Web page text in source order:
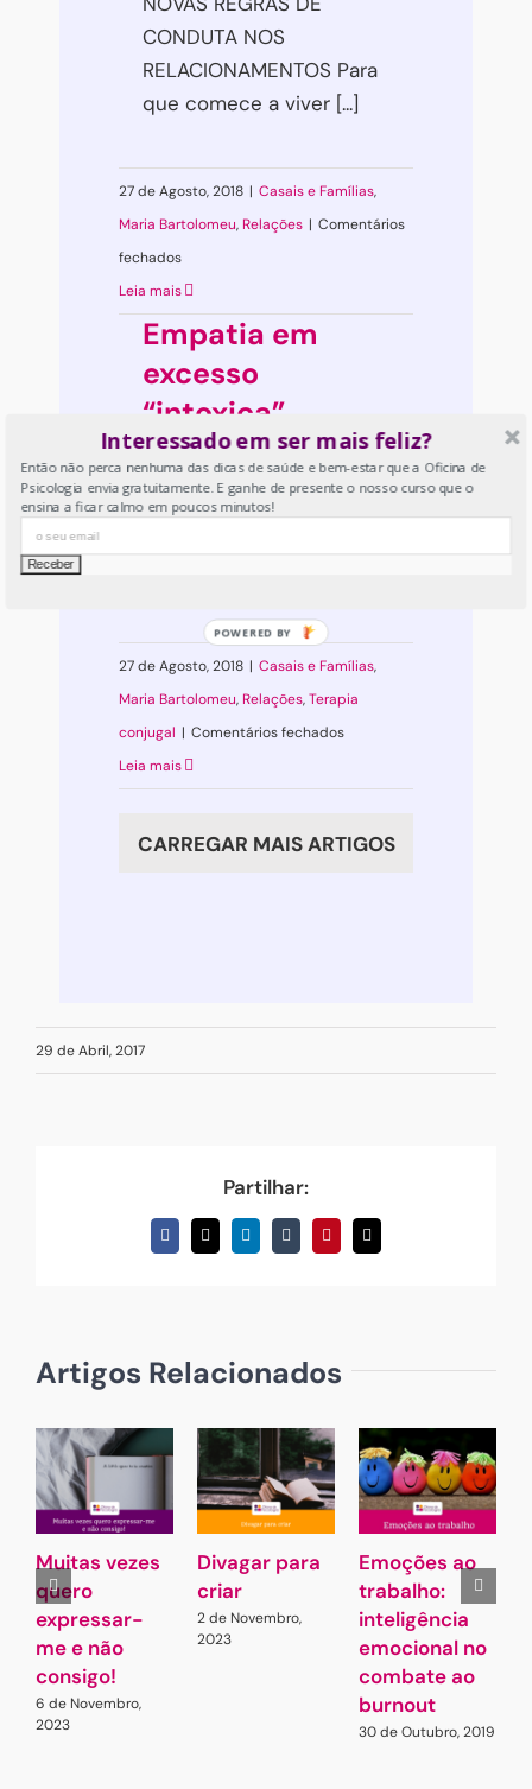
CONDUTA NOS
RELACIONAMENTOS Para
que comece a viver [...]
27 de Agosto, 2018 | Casais e Famílias,
Maria Bartolomeu, Relações | Comentários
fechadosem
Nova
Relacional
Leia mais
Empatia em
excesso
“intoxica”
Empatia em excesso
“intoxica” Empatia, a arte
27 de Agosto, 2018 | Casais e Famílias,
Maria Bartolomeu, Relações,Terapia
conjugal | Comentários fechadosem
Leia mais
CARREGAR MAIS ARTIGOS
29 de Abril, 2017
Partilhar:
Facebook
X LinkedInTumblrPinterestEmail
(necessário
Artigos Relacionados
Muitas vezes
quero
expressar-
me e não
consigo!
6 de Novembro,
2023
Divagar para
criar
2 de Novembro,
2023
Emoções ao
trabalho:
inteligência
emocional no
combate ao
burnout
30 de Outubro, 2019
Interessado em ser mais feliz?
Então não perca nenhuma das dicas de saúde e bem-estar que a Oficina de
Psicologia envia gratuitamente. E ganhe de presente o nosso curso que o
ensina a ficar calmo em poucos minutos!